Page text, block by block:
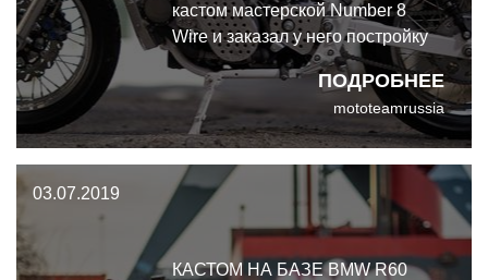
ПОДРОБНЕЕ
кастом мастерской Number 8
Wire и заказал у него постройку
кастомного Harley в честь Ивела
Книвела на базе Street 750.
Установить на Harley Davidson
Street 750 суперчарджер
оказалось более сложной
задачей, чем Колин полагал
вначале.
mototeamrussia
03.07.2019
КАСТОМ НА БАЗЕ BMW R60